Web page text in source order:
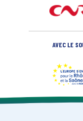
AVEC LE